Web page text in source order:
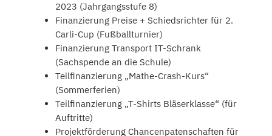
2023 (Jahrgangsstufe 8)
Finanzierung Preise + Schiedsrichter für 2.
Carli-Cup (Fußballturnier)
Finanzierung Transport IT-Schrank
(Sachspende an die Schule)
Teilfinanzierung „Mathe-Crash-Kurs“
(Sommerferien)
Teilfinanzierung „T-Shirts Bläserklasse“ (für
Auftritte)
Projektförderung Chancenpatenschaften für